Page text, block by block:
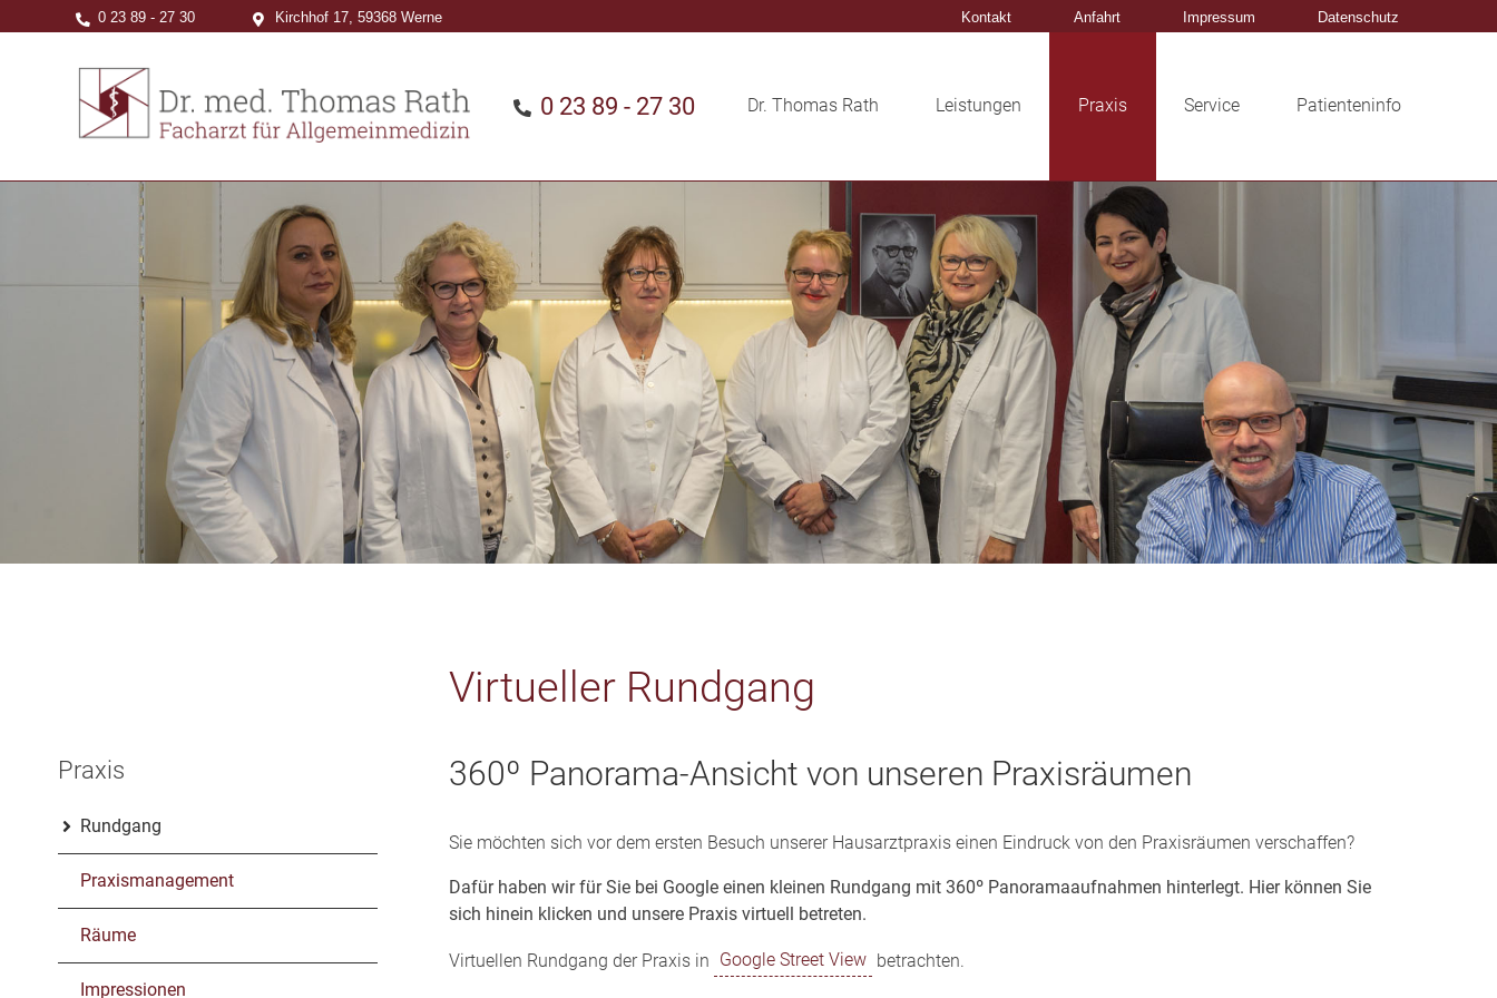
0 23 89 - 27 30 Kirchhof 17, 59368 Werne Kontakt Anfahrt Impressum Datenschutz
0 23 89 - 27 30 Dr. Thomas Rath Leistungen Praxis Service Patienteninfo
Praxis
Rundgang
Praxismanagement
Räume
Impressionen
Virtueller Rundgang
360º Panorama-Ansicht von unseren Praxisräumen
Sie möchten sich vor dem ersten Besuch unserer Hausarztpraxis einen Eindruck von den Praxisräumen verschaffen?
Dafür haben wir für Sie bei Google einen kleinen Rundgang mit 360º Panoramaaufnahmen hinterlegt. Hier können Sie
sich hinein klicken und unsere Praxis virtuell betreten.
Virtuellen Rundgang der Praxis in Google Street View betrachten.